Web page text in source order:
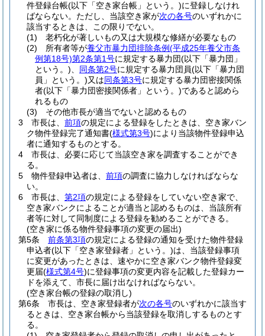
件登録台帳(以下「空き家台帳」という。)に登録しなけれ
ばならない。 ただし、当該空き家が次の各号のいずれかに
該当するときは、この限りでない。
(1)
老朽化が著しいもの又は大規模な修繕が必要なもの
(2)
所有者等が養父市暴力団排除条例(平成25年養父市条
例第18号)第2条第1号に規定する暴力団(以下「暴力団」
という。)
同条第2号に規定する暴力団員(以下「暴力団
員」という。)又は同条第3号に規定する暴力団密接関係
者(以下「暴力団密接関係者」という。)であると認めら
れるもの
(3)
その他市長が適当でないと認めるもの
3
市長は、 前項の規定による登録をしたときは、空き家バン
ク物件登録完了通知書(様式第3号)により当該物件登録申込
者に通知するものとする。
4
市長は、必要に応じて当該空き家を調査することができ
る。
5
物件登録申込者は、 前項の調査に協力しなければならな
い。
6
市長は、 第2項の規定による登録をしていない空き家で、
空き家バンクによることが適当と認めるものは、当該所有
者等に対して同制度による登録を勧めることができる。
(空き家に係る物件登録事項の変更の届出)
第5条
前条第3項の規定による登録の通知を受けた物件登録
申込者(以下「空き家登録者」という。)は、当該登録事項
に変更があったときは、速やかに空き家バンク物件登録変
更届(様式第4号)に登録事項の変更内容を記載した登録カー
ドを添えて、市長に届け出なければならない。
(空き家台帳の登録の取消し)
第6条
市長は、空き家登録者が次の各号のいずれかに該当す
るときは、空き家台帳から当該登録を取消しするものとす
る。